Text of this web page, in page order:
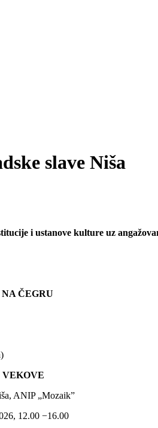
slave Niša
i ustanove kulture uz
NA ČEGRU
VEKOVE
ANIP „Mozaik”
12.00 −16.00